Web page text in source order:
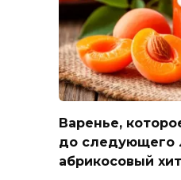
Варенье,
до следующего
абрикосовый хит